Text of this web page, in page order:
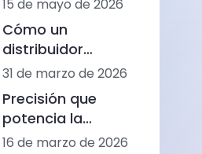
Alemania por
impulsar la cuarta
generación de
análisis
hematológicos
15 de mayo de 2026
Cómo un
distribuidor
regional reactivó
la renovación de
equipos en un
mercado maduro
de diagnóstico
31 de marzo de 2026
Precisión que
potencia la
regeneración:
16 de marzo de 2026